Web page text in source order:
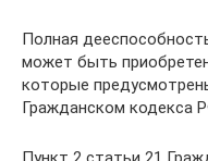
Полная
может быть
которые
Гражданском кодекса